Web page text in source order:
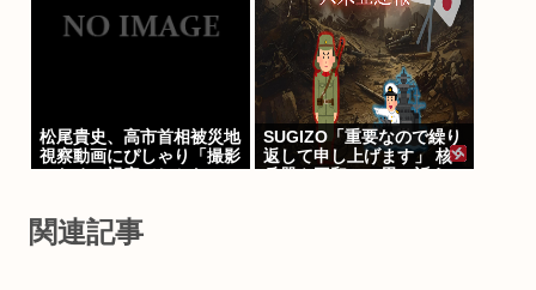
松尾貴史、高市首相被災地
視察動画にぴしゃり「撮影
SUGIZO「重要なので繰り
返して申し上げます」 核
関連記事